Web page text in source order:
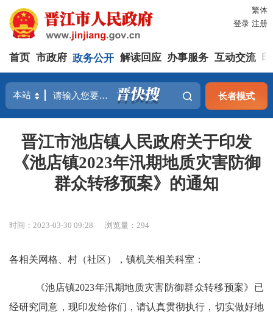
繁体
登录 注册
首页 市政府 政务公开 解读回应 办事服务 互动交流
长者模式
晋江市池店镇人民政府关于印发
《池店镇2023年汛期地质灾害防御
群众转移预案》的通知
时间：2023-03-30 09:28 浏览量：294
各相关网格、村（社区），镇机关相关科室：
《池店镇2023年汛期地质灾害防御群众转移预案》已
经研究同意，现印发给你们，请认真贯彻执行，切实做好地